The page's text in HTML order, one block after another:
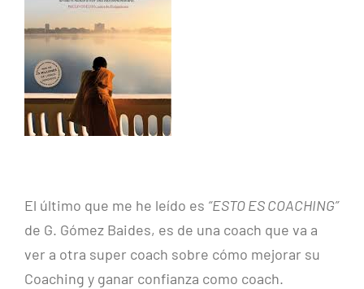
El último que me he leído es “ESTO ES COACHING”
de G. Gómez Baides, es de una coach que va a
ver a otra super coach sobre cómo mejorar su
Coaching y ganar confianza como coach.